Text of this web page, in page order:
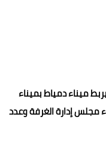
ميناء دمياط بميناء
مجلس إدارة الغرفة وعدد